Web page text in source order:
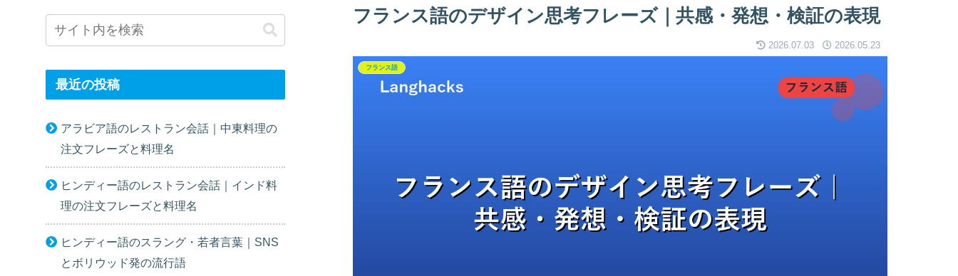
フランス語のデザイン思考フレーズ｜共感・発想・検証の表現
2026.07.03 2026.05.23
フランス語
最近の投稿
アラビア語のレストラン会話｜中東料理の
注文フレーズと料理名
ヒンディー語のレストラン会話｜インド料
理の注文フレーズと料理名
ヒンディー語のスラング・若者言葉｜SNS
とボリウッド発の流行語